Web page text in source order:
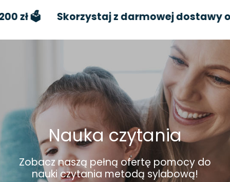
🗳️ Skorzystaj z darmowej dostawy od
Nauka czytania
Zobacz naszą pełną ofertę pomocy do
nauki czytania metodą sylabową!